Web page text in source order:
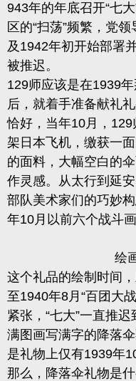
943年的年底召开“七
区的“扫荡”频繁，党
及1942年初开始部署
被推迟。
129师应该是在1939
后，就着手准备献礼礼
恰好，当年10月，
架日本飞机，缴获一
的面料，大幅空白的
作灵感。从太行到延
部队美术家们的巧妙
年10月以前六个战斗
绘
这个礼品的绘制时间
至1940年8月“百团大
紧张，“七大”一直推
满图画写满字的降落
是礼物上仅有1939年
那么，降落伞礼物是